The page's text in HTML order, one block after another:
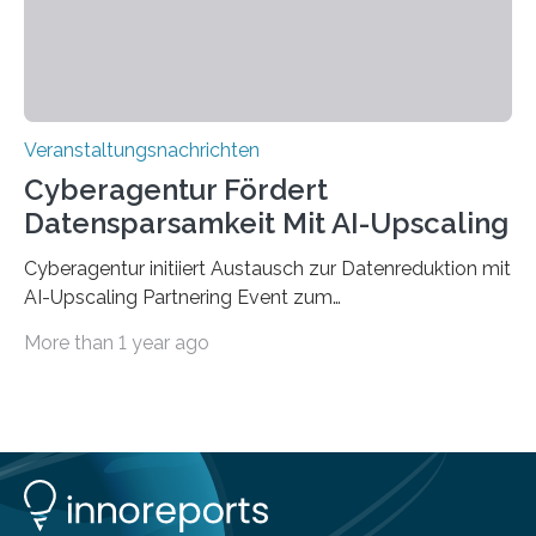
Veranstaltungsnachrichten
Cyberagentur Fördert
Datensparsamkeit Mit AI-Upscaling
Cyberagentur initiiert Austausch zur Datenreduktion mit
AI-Upscaling Partnering Event zum
innovative DatenverarbeitungDie Agentur für
Entwicklung von Technologien zur gezielten
Datenreduktion und Rekonstruktion in schwierigen
Kommunikationsumgebungen. Das Event dient der
More than 1 year ago